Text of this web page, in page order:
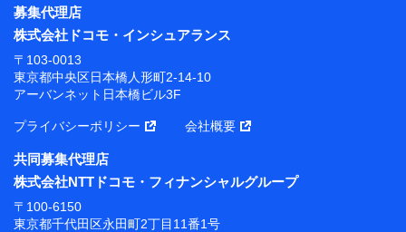
募集代理店
株式会社ドコモ・インシュアランス
〒103-0013
東京都中央区日本橋人形町2-14-10
アーバンネット日本橋ビル3F
プライバシーポリシー 会社概要
共同募集代理店
株式会社NTTドコモ・フィナンシャルグループ
〒100-6150
東京都千代田区永田町2丁目11番1号